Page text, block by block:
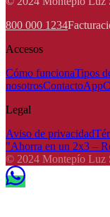
800 000 1234
Accesos
Cómo funcionaTipos
nosotrosContactoApp
Legal
Aviso de privacidad
"Ahorra en un 2x3 –
© 2024 Montepío Luz